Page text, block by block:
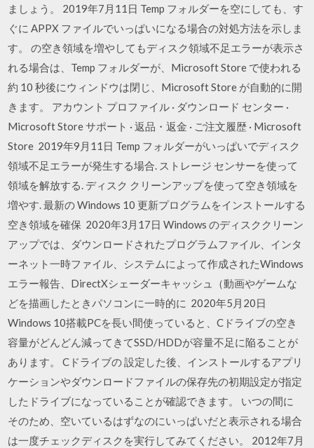
ましょう。 2019年7月11日 Temp フォルダーを空にしても、す
ぐに APPX ファイルでいっぱいになる場合の対処方法を示しま
す。 の空き領域を増やしてもディスク領域不足エラーが表示さ
れる場合は、Temp フォルダーが、Microsoft Store で使われる
約 10 秒後にウィンドウは閉じ、Microsoft Store が自動的に開
きます。 アカウント プロファイル · ダウンロード センター ·
Microsoft Store サポート · 返品・返金 · ご注文履歴 · Microsoft
Store 2019年9月11日 Temp フォルダーがいっぱいでディスク
領域不足エラーが発生する場合. ストレージ センサーを使って
領域を解放する. ディスク クリーンアップを使って空き領域を
増やす. 最新の Windows 10 更新プログラムをインストールする
空き領域を確保 2020年3月17日 Windows のディスククリーン
アップでは、ダウンロードされたプログラムファイル、インタ
ーネット一時ファイル、システムによって作成されたWindows
エラー報告、DirectXシェーダーキャッシュ（動画やゲームな
どを描画したときパソコンに一時的に 2020年5月20日
Windows 10搭載PCを長い間使っていると、Cドライブの空き
容量がどんどん減ってきてSSD/HDDが容量不足に陥ることが
あります。 Cドライブの 設定した後、インストールするアプリ
ケーションやダウンロードファイルの保存先の初期設定が指定
したドライブになっていることが確認できます。 いつの間に
そのため、空いているはずなのにいっぱいだと表示される場合
は一度チェックディスクを実行してみてください。 2012年7月